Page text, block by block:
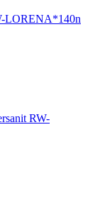
LORENA*140n
RW-